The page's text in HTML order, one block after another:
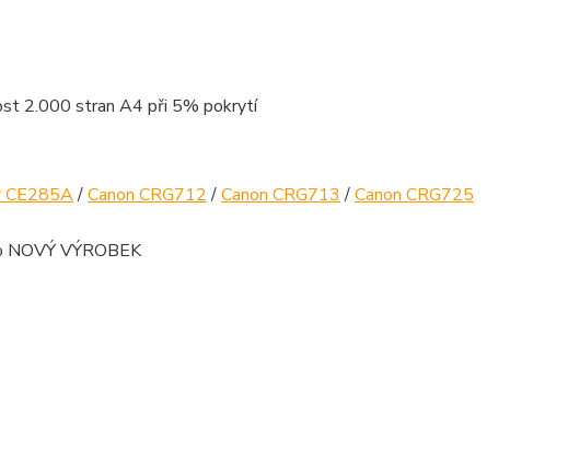
2.000 stran A4 při 5% pokrytí
CE285A/Canon CRG712/Canon CRG713 /Canon CRG725
NOVÝ VÝROBEK